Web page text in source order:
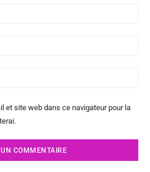
et site web dans ce navigateur pour la